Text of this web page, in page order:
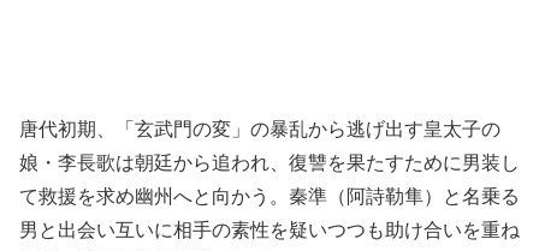
唐代初期、「玄武門の変」の暴乱から逃げ出す皇太子の
娘・李長歌は朝廷から追われ、復讐を果たすために男装し
て救援を求め幽州へと向かう。秦準（阿詩勒隼）と名乗る
男と出会い互いに相手の素性を疑いつつも助け合いを重ね